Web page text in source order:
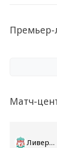
Премьер-
Матч-
Ливерпуль